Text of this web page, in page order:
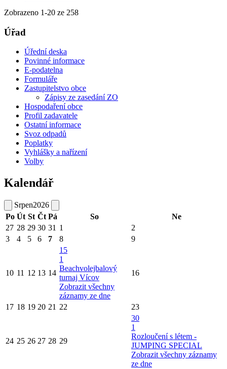
Zobrazeno 1-20 ze 258
Úřad
Úřední deska
Povinné informace
E-podatelna
Formuláře
Zastupitelstvo obce
Zápisy ze zasedání ZO
Hospodaření obce
Profil zadavatele
Ostatní informace
Svoz odpadů
Poplatky
Vyhlášky a nařízení
Volby
Kalendář
Srpen2026
Po Út St Čt Pá So
Ne
27 28 29 30 31 1
2
3
4 5 6 7 8 9
10 11 12 13 14
15
1
Beachvolejbalový
turnaj Vícov
Zobrazit všechny
záznamy ze dne
16
17 18 19 20 21 22 23
24 25 26 27 28 29
30
1
Rozloučení s létem -
JUMPING SPECIAL
Zobrazit všechny záznamy
ze dne